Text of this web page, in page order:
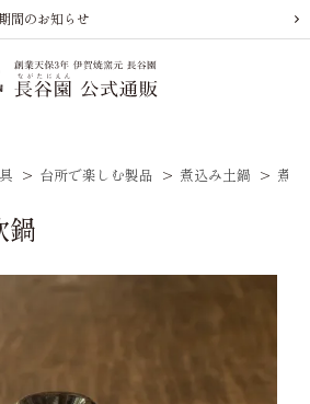
間のお知らせ
> 台所で楽しむ製品 > 煮込み土鍋 > 煮
鍋